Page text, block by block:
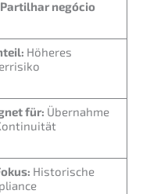
Partil­har negócio
Höheres
für: Übernah­me
Histo­ri­sche